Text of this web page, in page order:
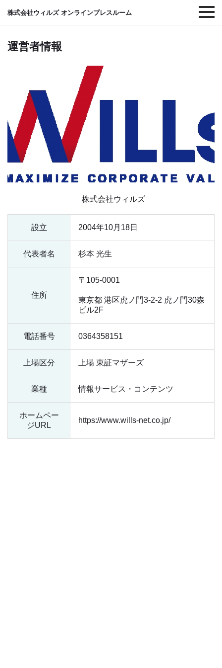
株式会社ウィルズ オンラインプレスルーム
運営者情報
株式会社ウィルズ
設立 2004年10月18日
代表者名 杉本 光生
住所
〒105-0001
東京都 港区虎ノ門3-2-2 虎ノ門30森
ビル2F
電話番号 0364358151
上場区分 上場 東証マザーズ
業種 情報サービス・コンテンツ
ホームペー
ジURL
https://www.wills-net.co.jp/